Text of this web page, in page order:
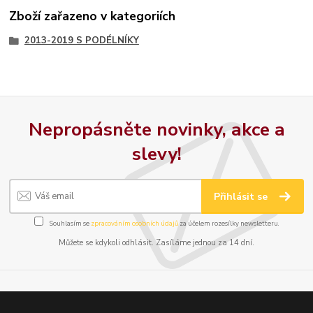
Zboží zařazeno v kategoriích
2013-2019 S PODÉLNÍKY
Nepropásněte novinky, akce a
slevy!
Přihlásit se
Souhlasím se zpracováním osobních údajůza účelem rozesílky newsletteru.
Můžete se kdykoli odhlásit. Zasíláme jednou za 14 dní.